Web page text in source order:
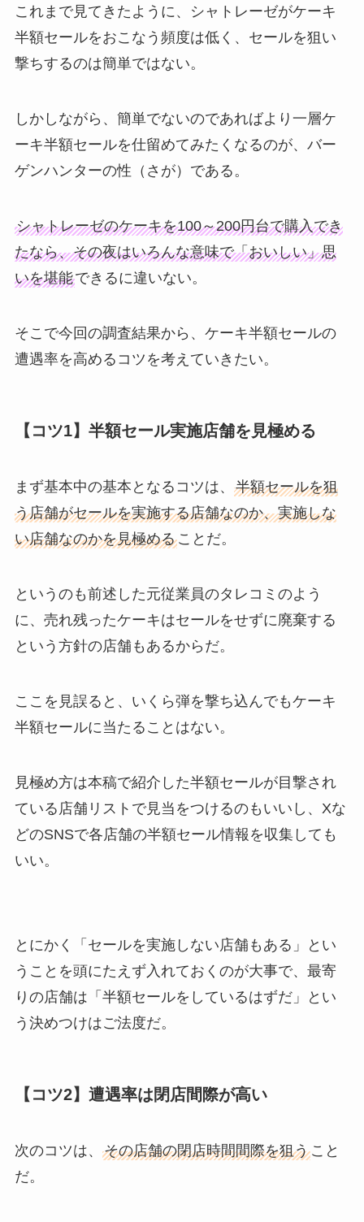
これまで見てきたように、シャトレーゼがケーキ
半額セールをおこなう頻度は低く、セールを狙い
撃ちするのは簡単ではない。
しかしながら、簡単でないのであればより一層ケ
ーキ半額セールを仕留めてみたくなるのが、バー
ゲンハンターの性（さが）である。
シャトレーゼのケーキを100～200円台で購入でき
たなら、その夜はいろんな意味で「おいしい」思
いを堪能できるに違いない。
そこで今回の調査結果から、ケーキ半額セールの
遭遇率を高めるコツを考えていきたい。
【コツ1】半額セール実施店舗を見極める
まず基本中の基本となるコツは、 半額セールを狙
う店舗がセールを実施する店舗なのか、実施しな
い店舗なのかを見極めることだ。
というのも前述した元従業員のタレコミのよう
に、売れ残ったケーキはセールをせずに廃棄する
という方針の店舗もあるからだ。
ここを見誤ると、いくら弾を撃ち込んでもケーキ
半額セールに当たることはない。
見極め方は本稿で紹介した半額セールが目撃され
ている店舗リストで見当をつけるのもいいし、Xな
どのSNSで各店舗の半額セール情報を収集しても
いい。
とにかく「セールを実施しない店舗もある」とい
うことを頭にたえず入れておくのが大事で、最寄
りの店舗は「半額セールをしているはずだ」とい
う決めつけはご法度だ。
【コツ2】遭遇率は閉店間際が高い
次のコツは、 その店舗の閉店時間間際を狙うこと
だ。